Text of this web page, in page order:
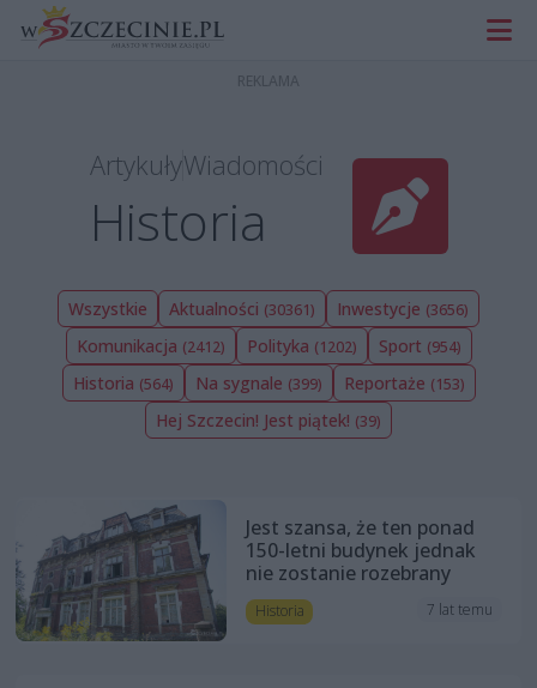
ArtykułyWiadomości
Historia
Wszystkie Aktualności (30361) Inwestycje (3656)
Komunikacja (2412) Polityka (1202) Sport (954)
Historia (564) Na sygnale (399) Reportaże (153)
Hej Szczecin! Jest piątek! (39)
Jest szansa, że ten ponad
150-letni budynek jednak
nie zostanie rozebrany
Historia 7 lat temu